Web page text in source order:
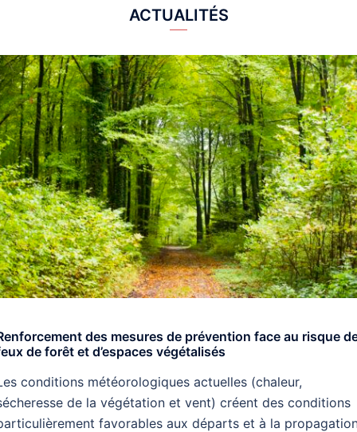
ACTUALITÉS​
des mesures de prévention face au risque
de forêt et d’espaces végétalisés
conditions météorologiques actuelles (chaleur,
de la végétation et vent) créent des conditions
favorables aux départs et à la